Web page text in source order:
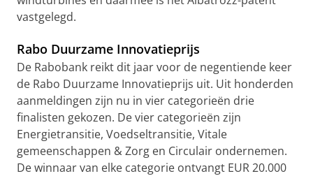
vastgelegd.
Rabo Duurzame Innovatieprijs
De Rabobank reikt dit jaar voor de negentiende keer
de Rabo Duurzame Innovatieprijs uit. Uit honderden
aanmeldingen zijn nu in vier categorieën drie
finalisten gekozen. De vier categorieën zijn
Energietransitie, Voedseltransitie, Vitale
gemeenschappen & Zorg en Circulair ondernemen.
De winnaar van elke categorie ontvangt EUR 20.000